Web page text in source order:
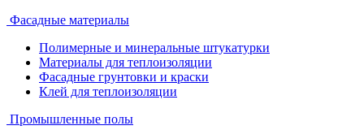
Фасадные материалы
Полимерные и минеральные штукатурки
Материалы для теплоизоляции
Фасадные грунтовки и краски
Клей для теплоизоляции
Промышленные полы